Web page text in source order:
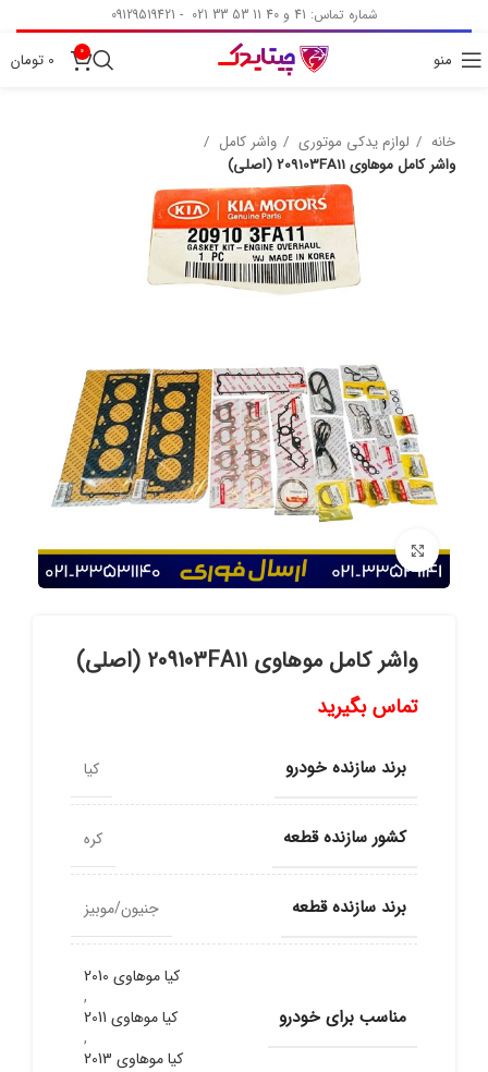
شماره تماس: 41 و 40 11 53 33 021 - 09129519421
منو 0
0 تومان
خانه لوازم یدکی موتوری
واشر کامل
واشر کامل موهاوی 209103FA11 (اصلی)
برای بزرگنمایی کلیک کنید
واشر کامل موهاوی 209103FA11 (اصلی)
تماس بگیرید
برند سازنده خودرو کیا
کشور سازنده قطعه کره
برند سازنده قطعه جنیون/موبیز
مناسب برای خودرو
کیا موهاوی 2010
,
کیا موهاوی 2011
,
کیا موهاوی 2013